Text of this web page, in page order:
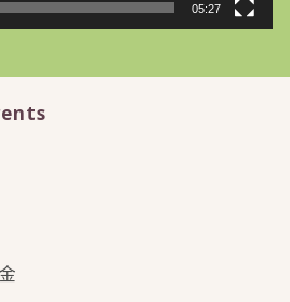
05:27